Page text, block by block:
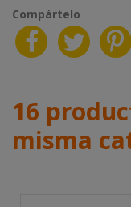
Compártelo
16
misma